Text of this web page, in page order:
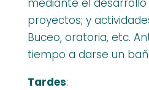
mediante el
proyectos; y
Buceo, oratoria, etc.
tiempo a darse un
Tardes: